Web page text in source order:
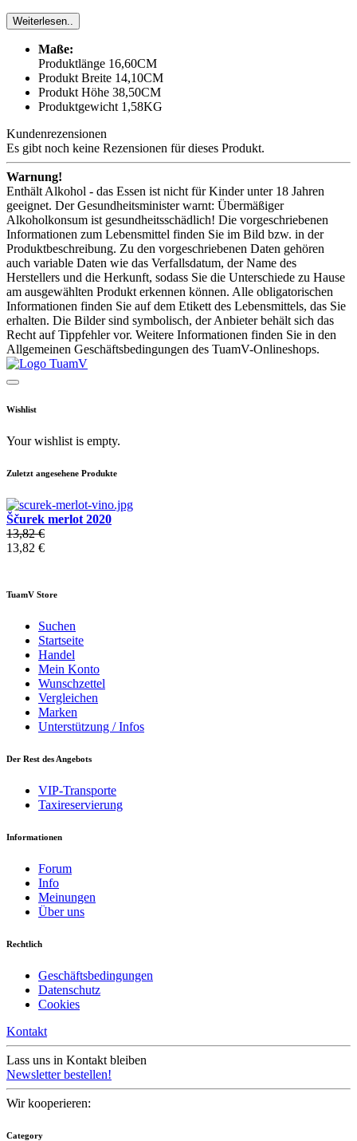
Weiterlesen..
Maße:
Produktlänge 16,60CM
Produkt Breite 14,10CM
Produkt Höhe 38,50CM
Produktgewicht 1,58KG
Kundenrezensionen
Es gibt noch keine Rezensionen für dieses Produkt.
Warnung!
Enthält Alkohol - das Essen ist nicht für Kinder unter 18 Jahren
geeignet. Der Gesundheitsminister warnt: Übermäßiger
Alkoholkonsum ist gesundheitsschädlich! Die vorgeschriebenen
Informationen zum Lebensmittel finden Sie im Bild bzw. in der
Produktbeschreibung. Zu den vorgeschriebenen Daten gehören
auch variable Daten wie das Verfallsdatum, der Name des
Herstellers und die Herkunft, sodass Sie die Unterschiede zu Hause
am ausgewählten Produkt erkennen können. Alle obligatorischen
Informationen finden Sie auf dem Etikett des Lebensmittels, das Sie
erhalten. Die Bilder sind symbolisch, der Anbieter behält sich das
Recht auf Tippfehler vor. Weitere Informationen finden Sie in den
Allgemeinen Geschäftsbedingungen des TuamV-Onlineshops.
Wishlist
Your wishlist is empty.
Zuletzt angesehene Produkte
Ščurek merlot 2020
13,82 €
13,82 €
TuamV Store
Suchen
Startseite
Handel
Mein Konto
Wunschzettel
Vergleichen
Marken
Unterstützung / Infos
Der Rest des Angebots
VIP-Transporte
Taxireservierung
Informationen
Forum
Info
Meinungen
Über uns
Rechtlich
Geschäftsbedingungen
Datenschutz
Cookies
Kontakt
Lass uns in Kontakt bleiben
Newsletter bestellen!
Wir kooperieren:
Category